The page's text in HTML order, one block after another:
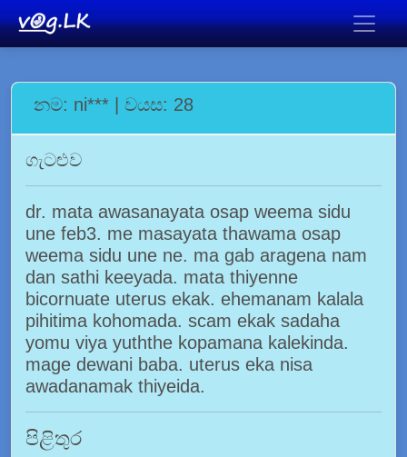
නම: ni*** | වයස: 28
ගැටළුව
dr. mata awasanayata osap weema sidu
une feb3. me masayata thawama osap
weema sidu une ne. ma gab aragena nam
dan sathi keeyada. mata thiyenne
bicornuate uterus ekak. ehemanam kalala
pihitima kohomada. scam ekak sadaha
yomu viya yuththe kopamana kalekinda.
mage dewani baba. uterus eka nisa
awadanamak thiyeida.
පිළිතුර